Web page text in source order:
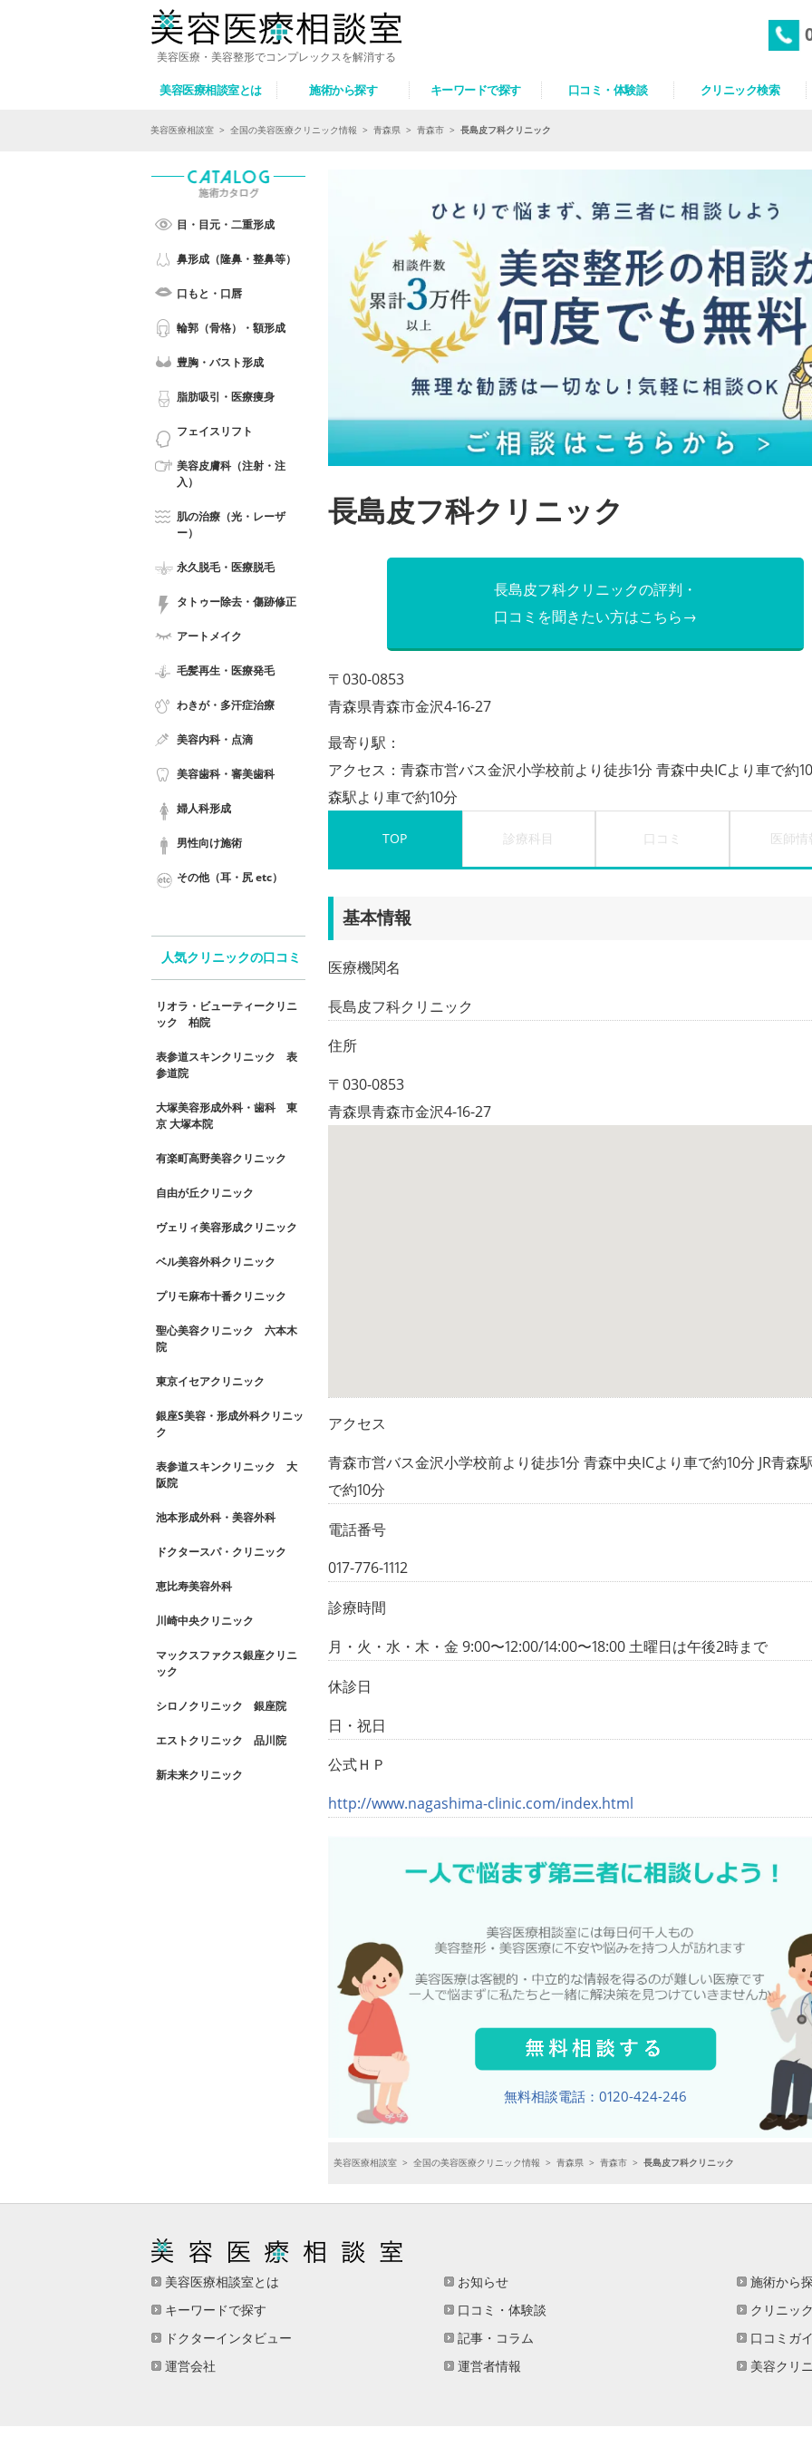
美容医療・美容整形でコンプレックスを解消する
美容医療相談室とは 施術から探す キーワードで探す 口コミ・体験談 クリニック検索
美容医療相談室 > 全国の美容医療クリニック情報 > 青森県 > 青森市 > 長島皮フ科クリニック
長島皮フ科クリニック
長島皮フ科クリニックの評判・
口コミを聞きたい方はこちら→
〒030-0853
青森県青森市金沢4-16-27
最寄り駅：
アクセス：青森市営バス金沢小学校前より徒歩1分 青森中央ICより車で約
森駅より車で約10分
TOP 診療科目 口コミ 医師情
基本情報
医療機関名
長島皮フ科クリニック
住所
〒030-0853
青森県青森市金沢4-16-27
アクセス
青森市営バス金沢小学校前より徒歩1分 青森中央ICより車で約10分 JR青森
で約10分
電話番号
017-776-1112
診療時間
月・火・水・木・金 9:00〜12:00/14:00〜18:00 土曜日は午後2時まで
休診日
日・祝日
公式ＨＰ
http://www.nagashima-clinic.com/index.html
無料相談電話：0120-424-246
美容医療相談室 > 全国の美容医療クリニック情報 > 青森県 > 青森市 > 長島皮フ科クリニック
目・目元・二重形成
鼻形成（隆鼻・整鼻等）
口もと・口唇
輪郭（骨格）・額形成
豊胸・バスト形成
脂肪吸引・医療痩身
フェイスリフト
美容皮膚科（注射・注
入）
肌の治療（光・レーザ
ー）
永久脱毛・医療脱毛
タトゥー除去・傷跡修正
アートメイク
毛髪再生・医療発毛
わきが・多汗症治療
美容内科・点滴
美容歯科・審美歯科
婦人科形成
男性向け施術
その他（耳・尻 etc）
人気クリニックの口コミ
リオラ・ビューティークリニ
ック 柏院
表参道スキンクリニック 表
参道院
大塚美容形成外科・歯科 東
京 大塚本院
有楽町高野美容クリニック
自由が丘クリニック
ヴェリィ美容形成クリニック
ベル美容外科クリニック
プリモ麻布十番クリニック
聖心美容クリニック 六本木
院
東京イセアクリニック
銀座S美容・形成外科クリニッ
ク
表参道スキンクリニック 大
阪院
池本形成外科・美容外科
ドクタースパ・クリニック
恵比寿美容外科
川崎中央クリニック
マックスファクス銀座クリニ
ック
シロノクリニック 銀座院
エストクリニック 品川院
新未来クリニック
美容医療相談室とは お知らせ
施術から
キーワードで探す
口コミ・体験談
クリニッ
ドクターインタビュー
記事・コラム
口コミガ
運営会社
運営者情報 美容クリ